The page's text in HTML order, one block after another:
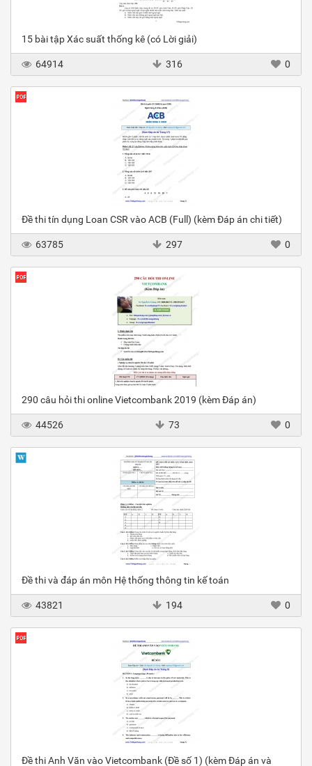
15 bài tập Xác suất thống kê (có Lời giải)
64914 316 0
Đề thi tín dụng Loan CSR vào ACB (Full) (kèm Đáp án chi tiết)
63785 297 0
290 câu hỏi thi online Vietcombank 2019 (kèm Đáp án)
44526 73 0
Đề thi và đáp án môn Hệ thống thông tin kế toán
43821 194 0
Đề thi Anh Văn vào Vietcombank (Đề số 1) (kèm Đáp án và